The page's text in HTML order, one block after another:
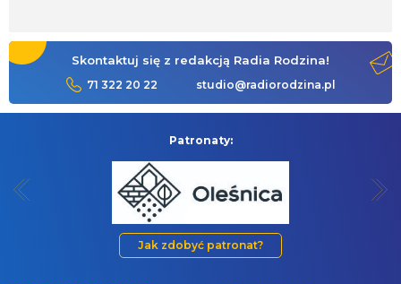
Skontaktuj się z redakcją Radia Rodzina!
71 322 20 22 studio@radiorodzina.pl
Patronaty:
Jak zdobyć patronat?